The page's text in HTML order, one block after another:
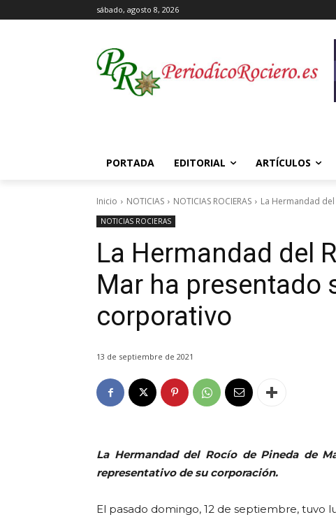
sábado, agosto 8, 2026
PORTADA EDITORIAL ARTÍCULOS
Inicio NOTICIAS NOTICIAS ROCIERAS La Hermandad
NOTICIAS ROCIERAS
La Hermandad del
Mar ha presentado
corporativo
13 de septiembre de 2021
La Hermandad del Rocío de Pineda de
representativo de su corporación.
El pasado domingo, 12 de septiembre, tuvo